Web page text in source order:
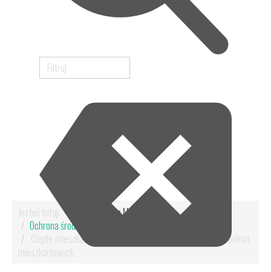
Jesteś tutaj:
Dla Mieszkańca
Ochrona środowiska
Ciepłe mieszkanie II- dla najemców lokali gminnych i wspólnot
mieszkaniowych